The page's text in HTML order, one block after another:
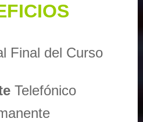
Final del Curso
Telefónico